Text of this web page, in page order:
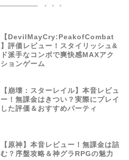
【DevilMayCry:PeakofCombat
】評価レビュー！スタイリッシュ&
ド派手なコンボで爽快感MAXアク
ションゲーム
【崩壊：スターレイル】本音レビュ
ー！無課金はきつい？実際にプレイ
した評価＆おすすめパーティ
【原神】本音レビュー！無課金は詰
む？序盤攻略＆神グラRPGの魅力